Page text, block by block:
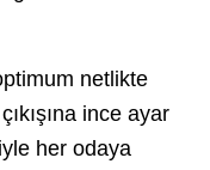
netlikte
ince ayar
her odaya